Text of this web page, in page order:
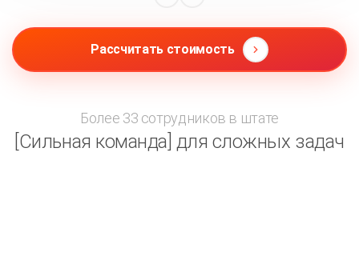
Рассчитать стоимость
Более 33 сотрудников в штате
[Сильная команда] для сложных задач